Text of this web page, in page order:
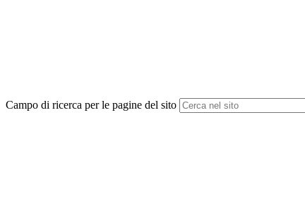
Campo di ricerca per le pagine del sito